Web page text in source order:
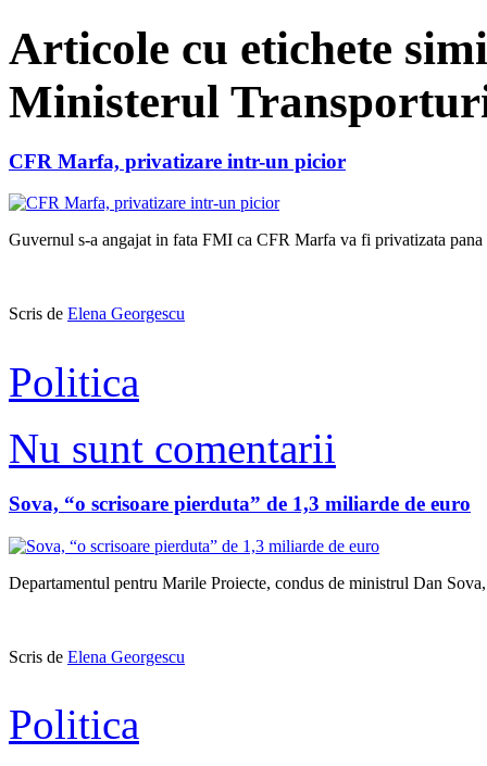
Articole cu etichete
Ministerul
CFR Marfa, privatizare intr-un picior
Guvernul s-a angajat in fata FMI ca CFR Marfa va fi privatizata
Scris de Elena Georgescu
Politica
Nu sunt comentarii
Sova, “o scrisoare pierduta” de 1,3 miliarde de euro
Departamentul pentru Marile Proiecte, condus de ministrul Dan
Scris de Elena Georgescu
Politica